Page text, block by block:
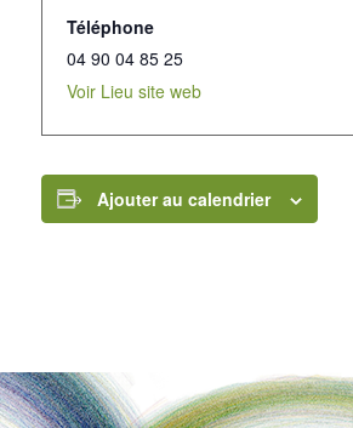
Téléphone
04 90 04 85 25
Voir Lieu site web
Ajouter au calendrier